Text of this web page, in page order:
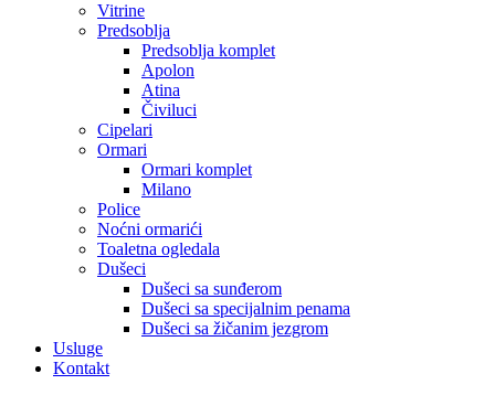
Vitrine
Predsoblja
Predsoblja komplet
Apolon
Atina
Čiviluci
Cipelari
Ormari
Ormari komplet
Milano
Police
Noćni ormarići
Toaletna ogledala
Dušeci
Dušeci sa sunđerom
Dušeci sa specijalnim penama
Dušeci sa žičanim jezgrom
Usluge
Kontakt